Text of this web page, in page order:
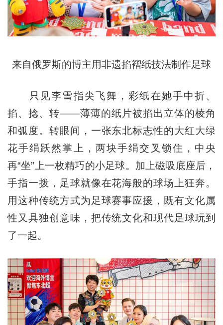
来自俄罗斯的博主用非遗掐褶纸技法制作足球
只见李雪指尖飞舞，彩纸在她手中折、
掐、捻、转——薄薄的纸片被掐出立体的棱角
和弧度。转眼间，一张东北标志性的大红大绿
花手绢跃然掌上，两块手绢交叉锁住，中央
再“坐”上一枚精巧的小足球。加上磁吸底座后，
手指一拨，足球就像在花海般的球场上狂奔。
用这种传统方式为足球赛事应援，既有文化属
性又具独创意味，把传统文化和现代足球玩到
了一起。